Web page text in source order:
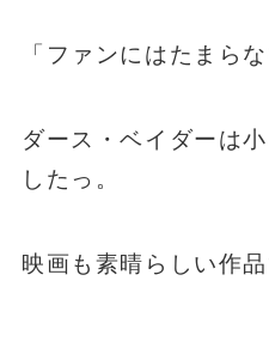
「ファンにはたまらな
ダース・ベイダーは
したっ。
映画も素晴らしい作品